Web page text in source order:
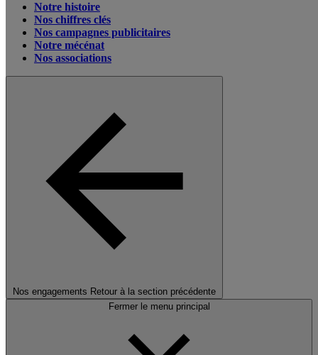
Notre histoire
Nos chiffres clés
Nos campagnes publicitaires
Notre mécénat
Nos associations
Nos engagements Retour à la section précédente
Fermer le menu principal